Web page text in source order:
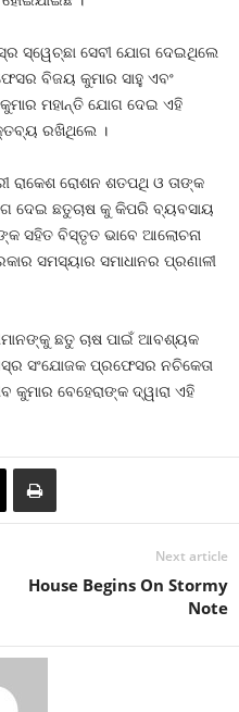
ସ୍ୱେଚ୍ଛା ସେବୀ ଯୋଗ ଦେଇଥିଲେ
ବିଜୟ କୁମାର ସାହୁ ଏବଂ
ମହାନ୍ତି ଯୋଗ ଦେଇ ଏହି
ରଖିଥିଲେ ।
ରାକେଶ ରୋଶନ ଶତପଥି ଓ ତାଙ୍କ
ଦେଇ ଛତୁଚାଷ କୁ କିପରି ବ୍ୟବସାୟ
ସହିତ ବିସ୍ତୃତ ଭାବେ ଆଲୋଚନା
ସମସ୍ୟାର ସମାଧାନର ପ୍ରଣାଳୀ
ଛତୁ ଚାଷ ପାଇଁ ଆବଶ୍ୟକ
ସଂଯୋଜକ ପ୍ରଫେସର ନଚିକେତା
କୁମାର ବେହେରାଙ୍କ ଦ୍ୱାରା ଏହି
Next article
House Begins On Stormy
Note